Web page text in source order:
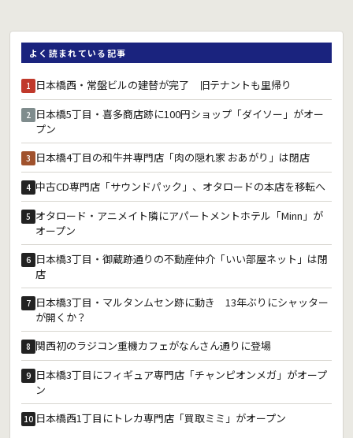
よく読まれている記事
1 日本橋西・常盤ビルの建替が完了 旧テナントも里帰り
2 日本橋5丁目・喜多商店跡に100円ショップ「ダイソー」がオー
プン
3 日本橋4丁目の和牛丼専門店「肉の隠れ家 おあがり」は閉店
4 中古CD専門店「サウンドパック」、オタロードの本店を移転へ
5 オタロード・アニメイト隣にアパートメントホテル「Minn」が
オープン
6 日本橋3丁目・御蔵跡通りの不動産仲介「いい部屋ネット」は閉
店
7 日本橋3丁目・マルタンムセン跡に動き 13年ぶりにシャッター
が開くか？
8 関西初のラジコン重機カフェがなんさん通りに登場
9 日本橋3丁目にフィギュア専門店「チャンピオンメガ」がオープ
ン
10 日本橋西1丁目にトレカ専門店「買取ミミ」がオープン